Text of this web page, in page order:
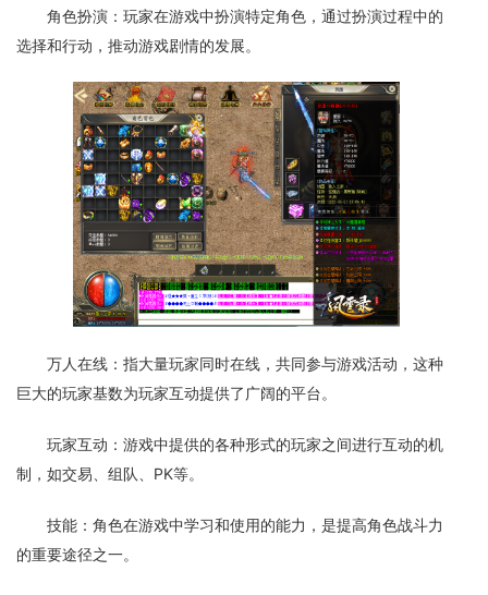
角色扮演：玩家在游戏中扮演特定角色，通过扮演过程中的
选择和行动，推动游戏剧情的发展。
万人在线：指大量玩家同时在线，共同参与游戏活动，这种
巨大的玩家基数为玩家互动提供了广阔的平台。
玩家互动：游戏中提供的各种形式的玩家之间进行互动的机
制，如交易、组队、PK等。
技能：角色在游戏中学习和使用的能力，是提高角色战斗力
的重要途径之一。